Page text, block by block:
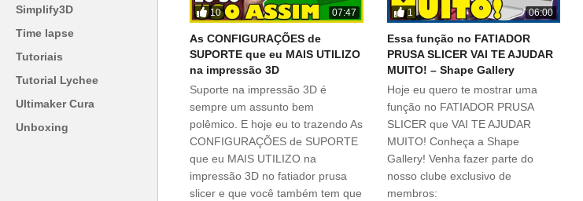
Simplify3D
Time lapse
Tutoriais
Tutorial Lychee
Ultimaker Cura
Unboxing
10 07:47
As CONFIGURAÇÕES de
SUPORTE que eu MAIS UTILIZO
na impressão 3D
Suporte na impressão 3D é
sempre um assunto bem
polêmico. E hoje eu to trazendo As
CONFIGURAÇÕES de SUPORTE
que eu MAIS UTILIZO na
impressão 3D no fatiador prusa
slicer e que você também tem que
1 06:00
Essa função no FATIADOR
PRUSA SLICER VAI TE AJUDAR
MUITO! – Shape Gallery
Hoje eu quero te mostrar uma
função no FATIADOR PRUSA
SLICER que VAI TE AJUDAR
MUITO! Conheça a Shape
Gallery! Venha fazer parte do
nosso clube exclusivo de
membros: